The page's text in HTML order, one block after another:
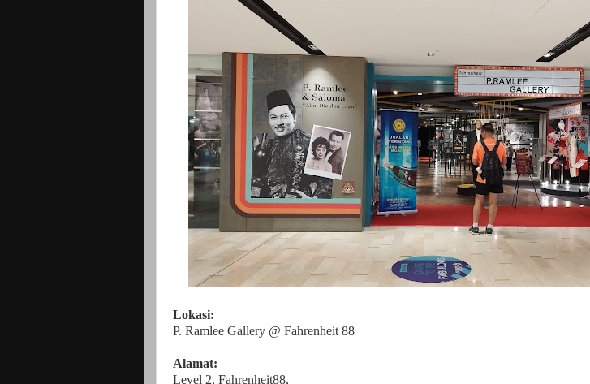
Lokasi:
P. Ramlee Gallery @ Fahrenheit 88
Alamat:
Level 2, Fahrenheit88,